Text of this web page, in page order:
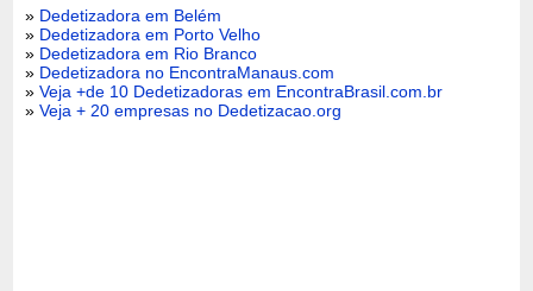
» Dedetizadora em Belém
» Dedetizadora em Porto Velho
» Dedetizadora em Rio Branco
» Dedetizadora no EncontraManaus.com
»Veja +de 10 Dedetizadoras em EncontraBrasil.com.br
»Veja + 20 empresas no Dedetizacao.org